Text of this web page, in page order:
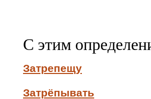
С этим
Затрепещу
Затрёпывать